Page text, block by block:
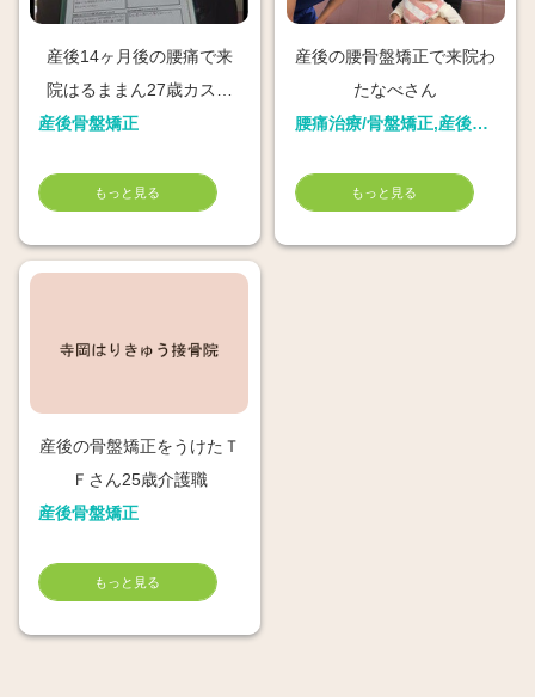
産後14ヶ月後の腰痛で来
院はるままん27歳カスタ
マーエンジニア
産後骨盤矯正
もっと見る
産後の腰骨盤矯正で来院わ
たなべさん
腰痛治療/骨盤矯正,産後骨盤矯正
もっと見る
産後の骨盤矯正をうけたＴ
Ｆさん25歳介護職
産後骨盤矯正
もっと見る